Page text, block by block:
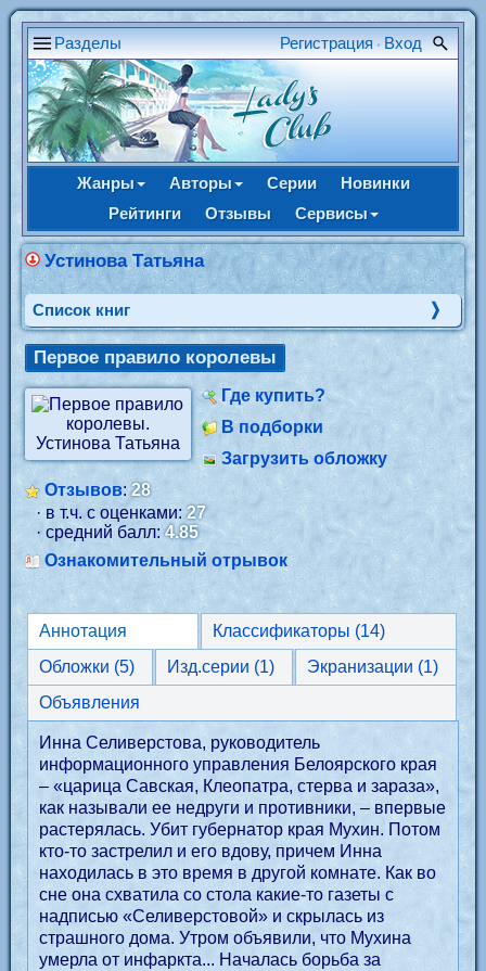
Разделы Регистрация • Вход
Жанры Авторы Серии
Новинки
Рейтинги
Отзывы Сервисы
Устинова Татьяна
Cписок книг
Первое правило королевы
Где купить?
В подборки
Загрузить обложку
Отзывов:28
· в т.ч. с оценками:27
· средний балл:4.85
Ознакомительный отрывок
Аннотация
Классификаторы (14)
Обложки (5)
Изд.серии (1)
Экранизации (1)
Объявления
Инна Селиверстова, руководитель
информационного управления Белоярского края
– «царица Савская, Клеопатра, стерва и зараза»,
как называли ее недруги и противники, – впервые
растерялась. Убит губернатор края Мухин. Потом
кто-то застрелил и его вдову, причем Инна
находилась в это время в другой комнате. Как во
сне она схватила со стола какие-то газеты с
надписью «Селиверстовой» и скрылась из
страшного дома. Утром объявили, что Мухина
умерла от инфаркта... Началась борьба за